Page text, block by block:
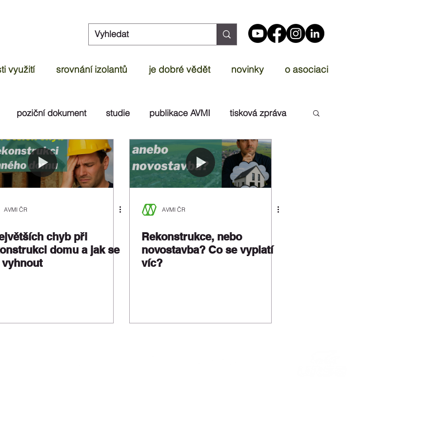
využití srovnání izolantů je dobré vědět novinky o asociaci
poziční dokument studie publikace AVMI tisková zpráva
článek ČOI videoreportáž test
AVMI ČR
chyb při
domu a jak se
AVMI ČR
Rekonstrukce, nebo
novostavba? Co se vyplatí
víc?